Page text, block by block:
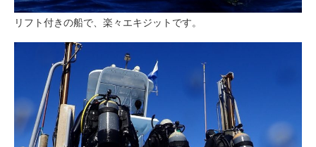
リフト付きの船で、楽々エキジットです。